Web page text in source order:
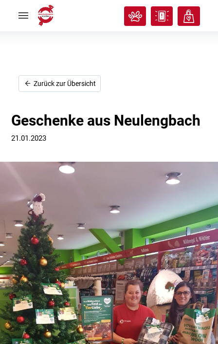
uns
Ich
will
uns
Ich
will
Zurück zur Übersicht
Geschenke aus Neulengbach
21.01.2023